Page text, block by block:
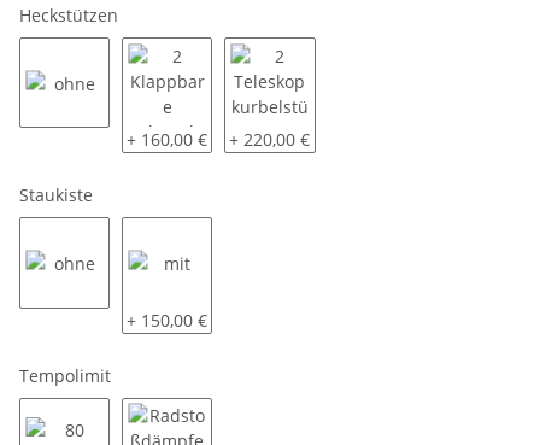
Heckstützen
2 Klappbare Schwerlaststützen
+ 160,00 € 2 Teleskopkurbelstützen
+ 220,00 €
Staukiste
mit
+ 150,00 €
Tempolimit